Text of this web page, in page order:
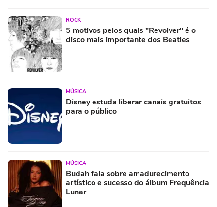
ROCK
5 motivos pelos quais "Revolver" é o
disco mais importante dos Beatles
MÚSICA
Disney estuda liberar canais gratuitos
para o público
MÚSICA
Budah fala sobre amadurecimento
artístico e sucesso do álbum Frequência
Lunar